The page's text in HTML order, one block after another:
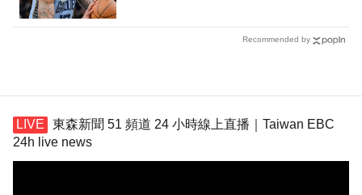
Recommended by
東森新聞 51 頻道 24 小時線上直播｜Taiwan EBC
24h live news